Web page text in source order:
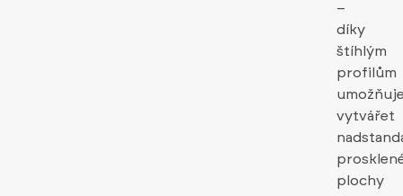
–
díky
štíhlým
profilům
vytvářet
plochy